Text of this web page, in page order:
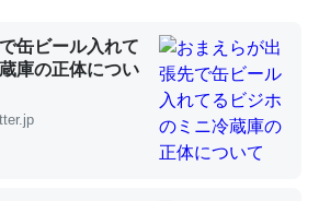
「ずっと前の伏線」は回収されないけ
には多い分量。進化すればするほど分
う
ついての考察（１） - conceptualization
缶ビール入れて
庫の正体につい